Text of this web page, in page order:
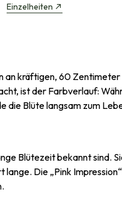
Einzelheiten
an kräftigen, 60
ist der Farbverlauf:
die Blüte langsam zum
Blütezeit bekannt sind.
Die „Pink